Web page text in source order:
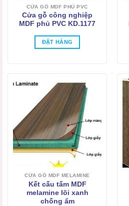
CỬA GỖ MDF PHỦ PVC
Cửa gỗ công nghiệp
MDF phủ PVC KD.1177
ĐẶT HÀNG
CỬA GỖ MDF MELAMINE
Kết cấu tấm MDF
melamine lõi xanh
chống ẩm